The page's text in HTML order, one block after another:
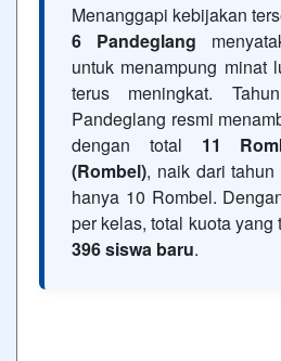
Menanggapi kebijakan
6 Pandeglang
untuk menampung minat
terus meningkat.
Pandeglang resmi
dengan total 11
(Rombel), naik dari
hanya 10 Rombel.
per kelas, total kuota yang
396 siswa baru.